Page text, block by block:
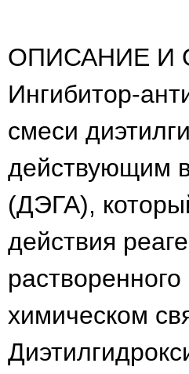
ОПИСАНИЕ И
Ингибитор-
смеси
действующим
(ДЭГА),
действия
химическом